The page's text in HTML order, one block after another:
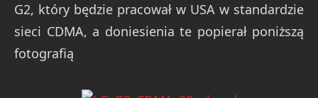
G2, który będzie pracował w USA w standardzie
sieci CDMA, a doniesienia te popierał poniższą
fotografią